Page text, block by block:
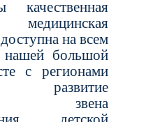
медицинская
на всем
нашей большой
с регионами
развитие
звена